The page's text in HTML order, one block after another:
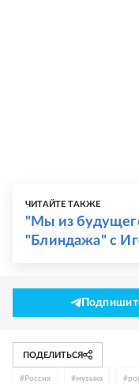
ЧИТАЙТЕ ТАКЖЕ
"Мы из
"Блиндажа" с
ПОДЕЛИТЬСЯ
# Россия #музыка #